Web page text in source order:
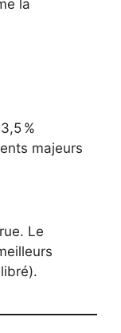
la
%
majeurs
Le